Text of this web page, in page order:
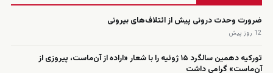
ضرورت وحدت درونی پیش از ائتلاف‌های بیرونی
12 روز پیش
تورکیه دهمین سالگرد ۱۵ ژوئیه را با شعار «اراده از آن‌ماست، پیروزی از
آن‌ماست» گرامی داشت